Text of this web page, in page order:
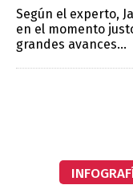
Según el experto,
en el momento
grandes avances...